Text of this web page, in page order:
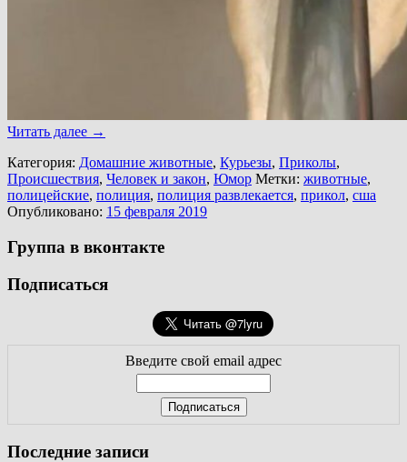
Читать далее →
Категория: Домашние животные, Курьезы, Приколы,
Происшествия, Человек и закон, Юмор Метки: животные,
полицейские, полиция, полиция развлекается, прикол, сша
Опубликовано: 15 февраля 2019
Группа в вконтакте
Подписаться
Введите свой email адрес
Последние записи